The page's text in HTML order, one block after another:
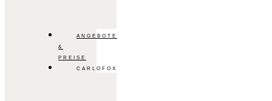
ANGEBOTE
&
PREISE
CARLOFOX